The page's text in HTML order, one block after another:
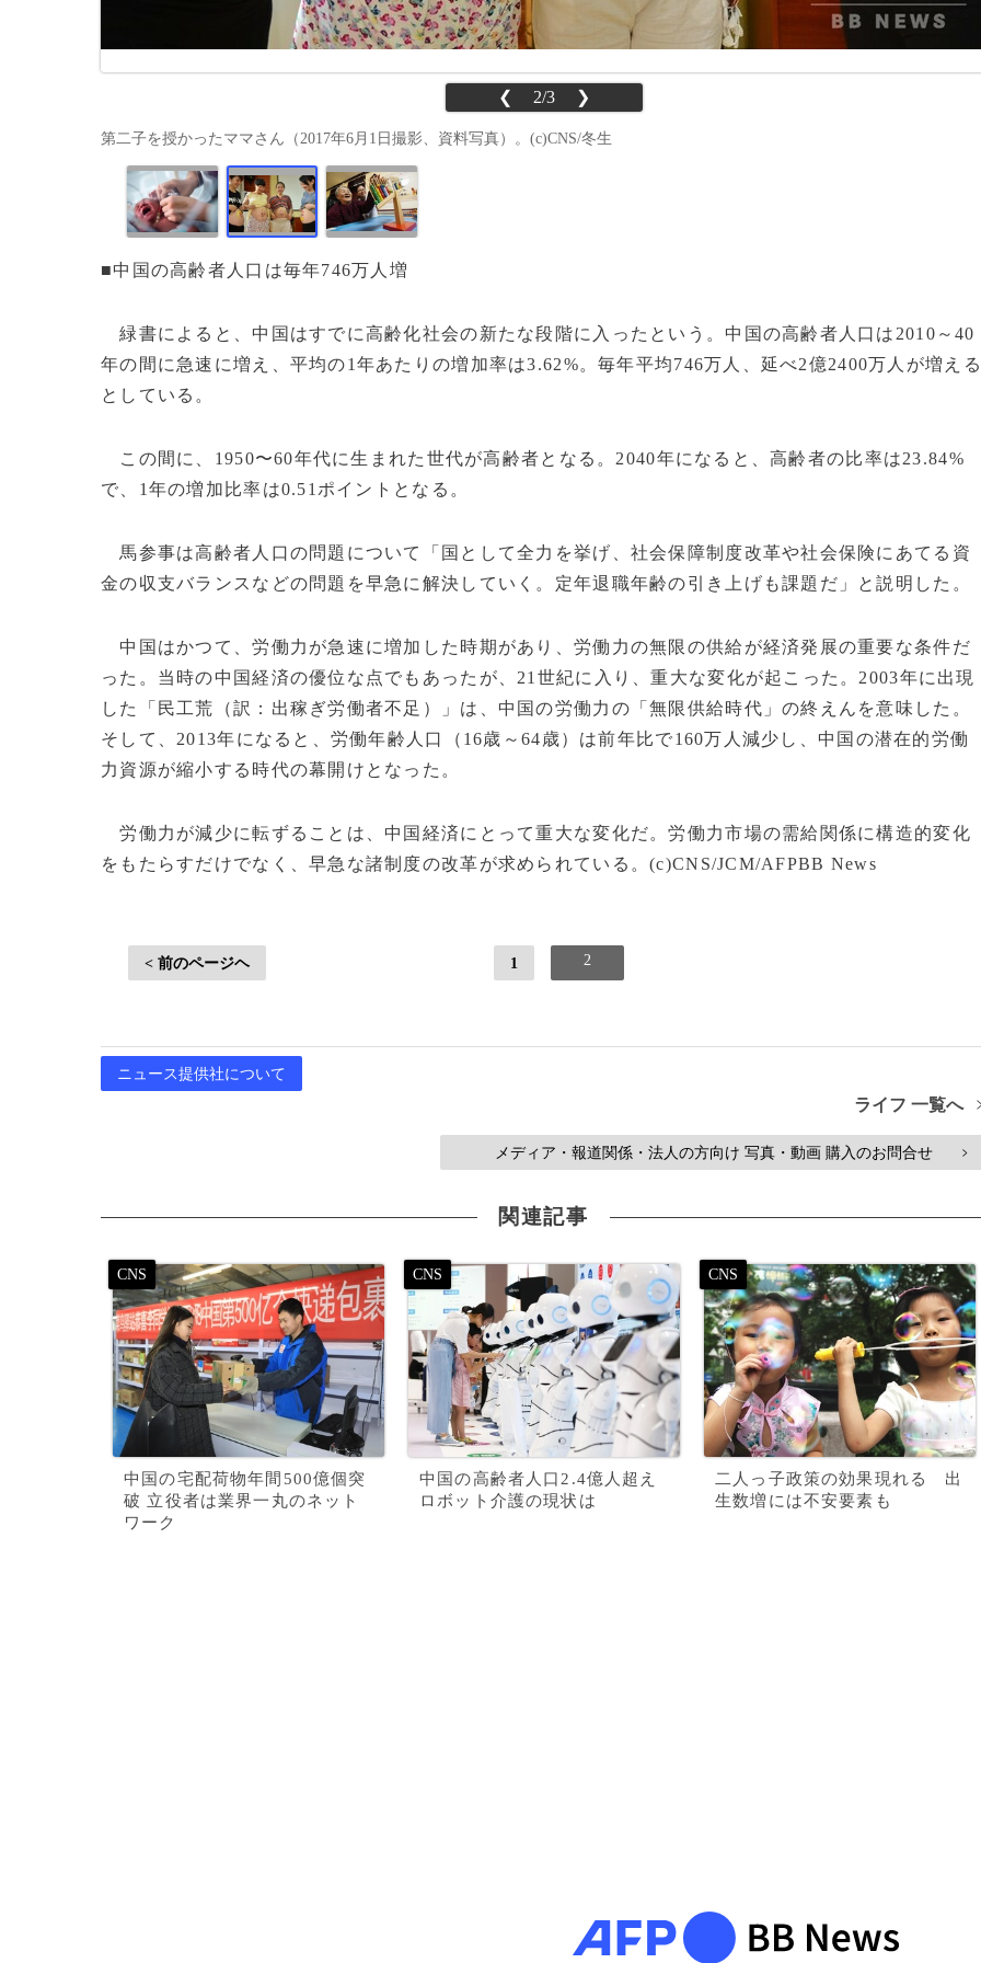
❮ 2/3 ❯
第二子を授かったママさん（2017年6月1日撮影、資料写真）。(c)CNS/冬生
■中国の高齢者人口は毎年746万人増
緑書によると、中国はすでに高齢化社会の新たな段階に入ったという。中国の高齢者人口は2010～40
年の間に急速に増え、平均の1年あたりの増加率は3.62%。毎年平均746万人、延べ2億2400万人が増える
としている。
この間に、1950〜60年代に生まれた世代が高齢者となる。2040年になると、高齢者の比率は23.84%
で、1年の増加比率は0.51ポイントとなる。
馬参事は高齢者人口の問題について「国として全力を挙げ、社会保障制度改革や社会保険にあてる資
金の収支バランスなどの問題を早急に解決していく。定年退職年齢の引き上げも課題だ」と説明した。
中国はかつて、労働力が急速に増加した時期があり、労働力の無限の供給が経済発展の重要な条件だ
った。当時の中国経済の優位な点でもあったが、21世紀に入り、重大な変化が起こった。2003年に出現
した「民工荒（訳：出稼ぎ労働者不足）」は、中国の労働力の「無限供給時代」の終えんを意味した。
そして、2013年になると、労働年齢人口（16歳～64歳）は前年比で160万人減少し、中国の潜在的労働
力資源が縮小する時代の幕開けとなった。
労働力が減少に転ずることは、中国経済にとって重大な変化だ。労働力市場の需給関係に構造的変化
をもたらすだけでなく、早急な諸制度の改革が求められている。(c)CNS/JCM/AFPBB News
< 前のページヘ 1 2
ニュース提供社について
ライフ 一覧へ
メディア・報道関係・法人の方向け 写真・動画 購入のお問合せ >
関連記事
中国の宅配荷物年間500億個突
破 立役者は業界一丸のネット
ワーク
中国の高齢者人口2.4億人超え
ロボット介護の現状は
二人っ子政策の効果現れる 出
生数増には不安要素も